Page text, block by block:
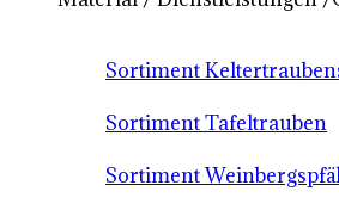
Sortiment
Sortiment Tafeltrauben
Sortiment